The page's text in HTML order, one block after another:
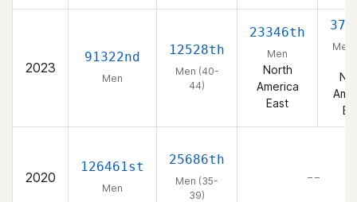
2023
91322nd
Men
12528th
Men (40-
44)
23346th
Men
North
America
East
Men
2020
126461st
Men
25686th
Men (35-
39)
– –